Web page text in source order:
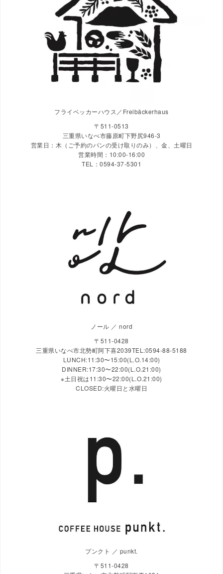
フライベッカーハウス／Freibäckerhaus
〒511-0513
三重県いなべ市藤原町下野尻946-3
営業日：木（ご予約のパンの受け取りのみ）、金、土曜日
営業時間：10:00-16:00
TEL：0594-37-5301
ノール ／ nord
〒511-0428
三重県いなべ市北勢町阿下喜2039TEL:0594-88-5188
LUNCH:11:30〜15:00(L.O.14:00)
DINNER:17:30〜22:00(L.O.21:00)
※土日祝は11:30〜22:00(L.O.21:00)
CLOSED:火曜日と水曜日
プンクト ／ punkt.
〒511-0428